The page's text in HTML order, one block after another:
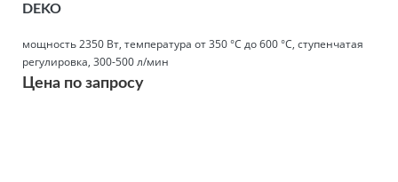
DEKO
мощность 2350 Вт, температура от 350 °С до 600 °С, ступенчатая
регулировка, 300-500 л/мин
Цена по запросу